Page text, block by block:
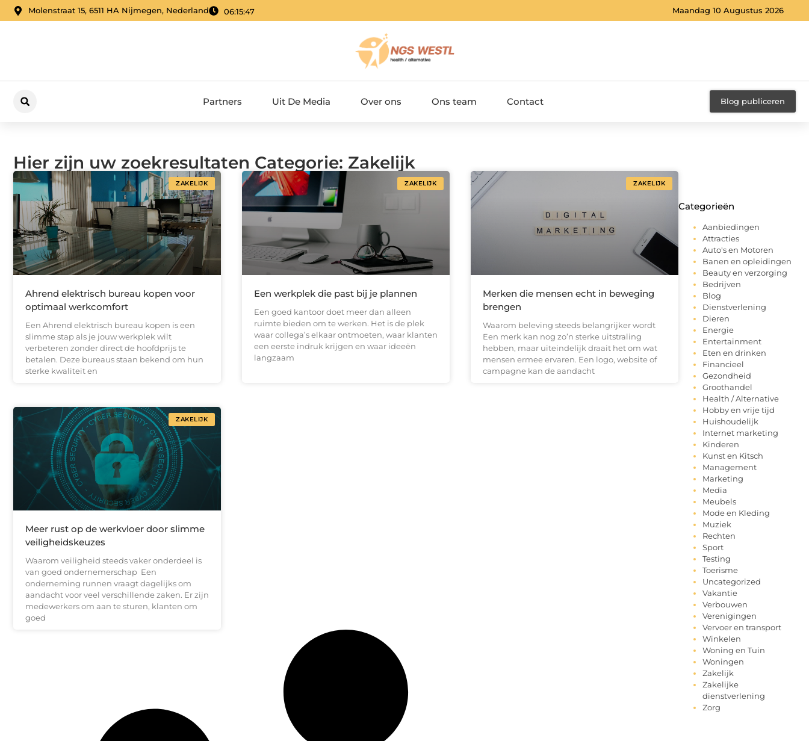
Molenstraat 15, 6511 HA Nijmegen, Nederland 06:15:49 Maandag 10 Augustus 2026
Partners Uit De Media Over ons Ons team Contact Blog publiceren
Hier zijn uw zoekresultaten Categorie: Zakelijk
ZAKELIJK
Ahrend elektrisch bureau kopen voor
optimaal werkcomfort
Een Ahrend elektrisch bureau kopen is een
slimme stap als je jouw werkplek wilt
verbeteren zonder direct de hoofdprijs te
betalen. Deze bureaus staan bekend om hun
sterke kwaliteit en
ZAKELIJK
Een werkplek die past bij je plannen
Een goed kantoor doet meer dan alleen
ruimte bieden om te werken. Het is de plek
waar collega’s elkaar ontmoeten, waar klanten
een eerste indruk krijgen en waar ideeën
langzaam
ZAKELIJK
Merken die mensen echt in beweging
brengen
Waarom beleving steeds belangrijker wordt
Een merk kan nog zo’n sterke uitstraling
hebben, maar uiteindelijk draait het om wat
mensen ermee ervaren. Een logo, website of
campagne kan de aandacht
ZAKELIJK
Meer rust op de werkvloer door slimme
veiligheidskeuzes
Waarom veiligheid steeds vaker onderdeel is
van goed ondernemerschap Een
onderneming runnen vraagt dagelijks om
aandacht voor veel verschillende zaken. Er zijn
medewerkers om aan te sturen, klanten om
goed
Categorieën
Aanbiedingen
Attracties
Auto's en Motoren
Banen en opleidingen
Beauty en verzorging
Bedrijven
Blog
Dienstverlening
Dieren
Energie
Entertainment
Eten en drinken
Financieel
Gezondheid
Groothandel
Health / Alternative
Hobby en vrije tijd
Huishoudelijk
Internet marketing
Kinderen
Kunst en Kitsch
Management
Marketing
Media
Meubels
Mode en Kleding
Muziek
Rechten
Sport
Testing
Toerisme
Uncategorized
Vakantie
Verbouwen
Verenigingen
Vervoer en transport
Winkelen
Woning en Tuin
Woningen
Zakelijk
Zakelijke
dienstverlening
Zorg